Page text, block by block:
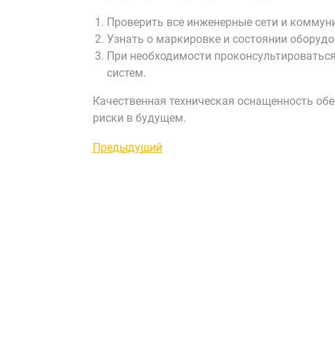
Проверить все инженерные сети и
Узнать о маркировке и состоянии
При необходимости
систем.
Качественная техническая оснащенность
риски в будущем.
Навигация
Предыдущая
Предыдущий